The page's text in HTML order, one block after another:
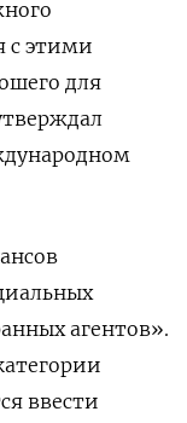
с этими
для
агентов».
ввести